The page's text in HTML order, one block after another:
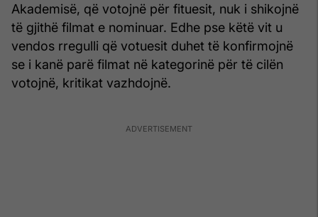
Akademisë, që votojnë për fituesit, nuk i shikojnë
të gjithë filmat e nominuar. Edhe pse këtë vit u
vendos rregulli që votuesit duhet të konfirmojnë
se i kanë parë filmat në kategorinë për të cilën
votojnë, kritikat vazhdojnë.